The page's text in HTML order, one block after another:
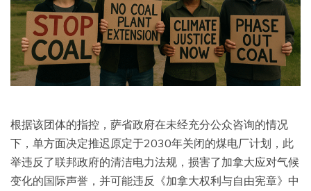
根据该团体的指控，萨省政府在未经充分公众咨询的情况
下，单方面决定推迟原定于2030年关闭的煤电厂计划，此
举违反了联邦政府的清洁电力法规，损害了加拿大应对气候
变化的国际声誉，并可能违反《加拿大权利与自由宪章》中